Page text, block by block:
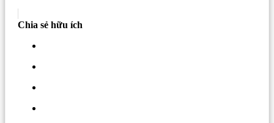
Chia sẻ hữu ích